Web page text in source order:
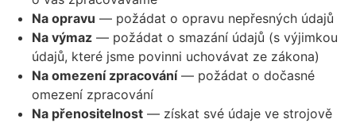
Na opravu — požádat o opravu nepřesných údajů
Na výmaz — požádat o smazání údajů (s výjimkou
údajů, které jsme povinni uchovávat ze zákona)
Na omezení zpracování— požádat o dočasné
omezení zpracování
Na přenositelnost — získat své údaje ve strojově